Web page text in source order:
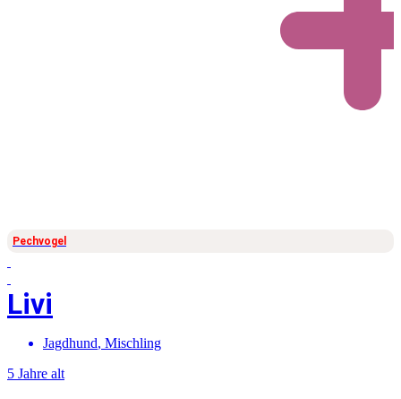
Pechvogel
Livi
Jagdhund, Mischling
5 Jahre alt